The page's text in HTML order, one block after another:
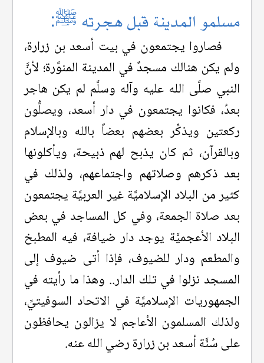
مسلمو المدينة قبل هجرته ﷺ:
فصاروا يجتمعون في بيت أسعد بن زرارة،
ولم يكن هنالك مسجدٌ في المدينة المنوَّرة؛ لأنَّ
النبي صلَّى الله عليه وآله وسلَّم لم يكن هاجر
بعدُ، فكانوا يجتمعون في دار أسعد، ويصلُّون
ركعتين ويذكِّر بعضهم بعضاً بالله وبالإسلام
وبالقرآن، ثم كان يذبح لهم ذبيحة، ويأكلونها
بعد ذكرهم وصلاتهم واجتماعهم، ولذلك في
كثير من البلاد الإسلاميَّة غير العربيَّة يجتمعون
بعد صلاة الجمعة، وفي كل المساجد في بعض
البلاد الأعجميَّة يوجد دار ضيافة، فيه المطبخ
والمطعم ودار للضيوف، فإذا أتى ضيوف إلى
المسجد نزلوا في تلك الدار.. وهذا ما رأيته في
الجمهوريات الإسلاميَّة في الاتحاد السوفيتيِّ،
ولذلك المسلمون الأعاجم لا يزالون يحافظون
على سُنَّة أسعد بن زرارة رضي الله عنه.